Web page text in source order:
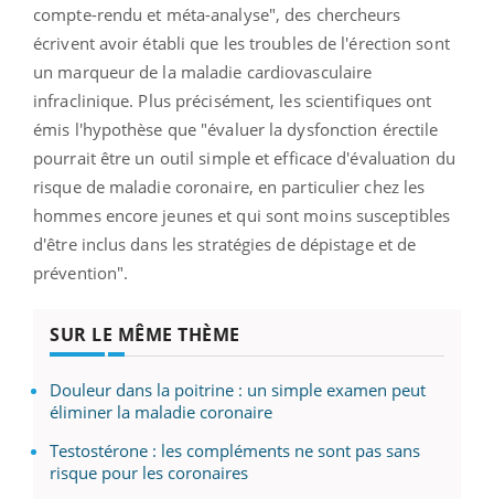
compte-rendu et méta-analyse", des chercheurs
écrivent avoir établi que les troubles de l'érection sont
un marqueur de la maladie cardiovasculaire
infraclinique. Plus précisément, les scientifiques ont
émis l'hypothèse que "évaluer la dysfonction érectile
pourrait être un outil simple et efficace d'évaluation du
risque de maladie coronaire, en particulier chez les
hommes encore jeunes et qui sont moins susceptibles
d'être inclus dans les stratégies de dépistage et de
prévention".
SUR LE MÊME THÈME
Douleur dans la poitrine : un simple examen peut
éliminer la maladie coronaire
Testostérone : les compléments ne sont pas sans
risque pour les coronaires